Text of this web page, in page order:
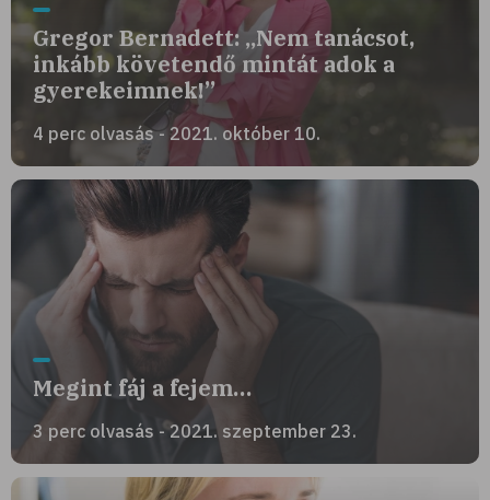
Gregor Bernadett: „Nem tanácsot,
inkább követendő mintát adok a
gyerekeimnek!”
4 perc olvasás - 2021. október 10.
Megint fáj a fejem…
3 perc olvasás - 2021. szeptember 23.